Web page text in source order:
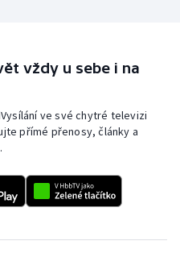
vždy u sebe i na
ve své chytré televizi
přímé přenosy, články a